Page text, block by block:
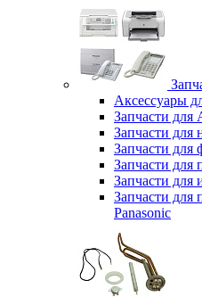
Аксессуары
Запчасти для
Запчасти для
Запчасти
Запчасти для
Запчасти для
Запчасти для
Panasonic